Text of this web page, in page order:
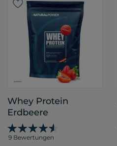
Whey Protein
Erdbeere
9 Bewertungen